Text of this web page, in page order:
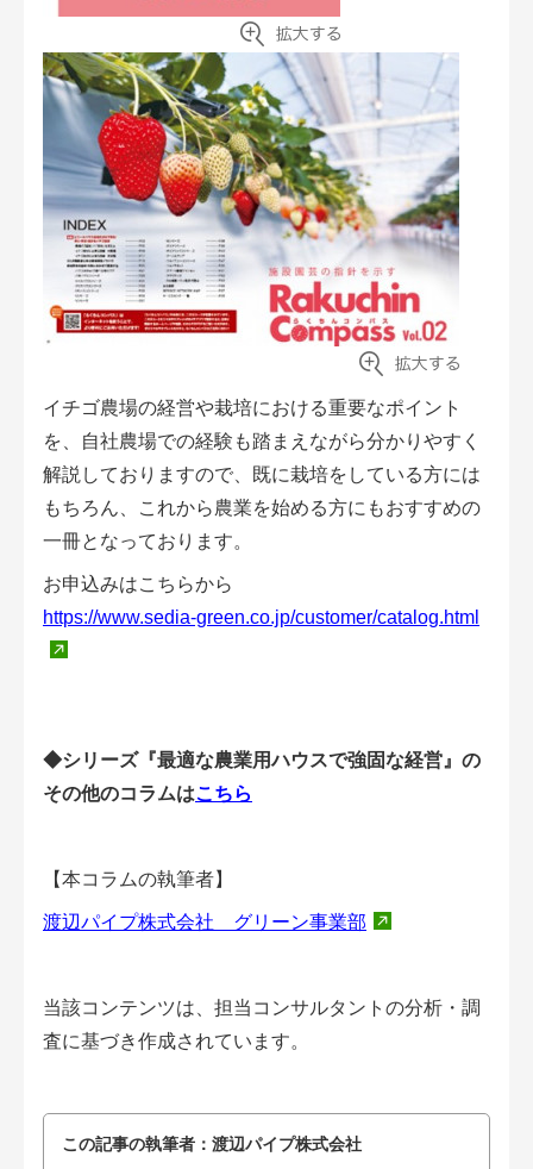
イチゴ農場の経営や栽培における重要なポイント
を、自社農場での経験も踏まえながら分かりやすく
解説しておりますので、既に栽培をしている方には
もちろん、これから農業を始める方にもおすすめの
一冊となっております。
お申込みはこちらから
https://www.sedia-green.co.jp/customer/catalog.html
◆シリーズ『最適な農業用ハウスで強固な経営』の
その他のコラムはこちら
【本コラムの執筆者】
渡辺パイプ株式会社 グリーン事業部
当該コンテンツは、担当コンサルタントの分析・調
査に基づき作成されています。
この記事の執筆者： 渡辺パイプ株式会社